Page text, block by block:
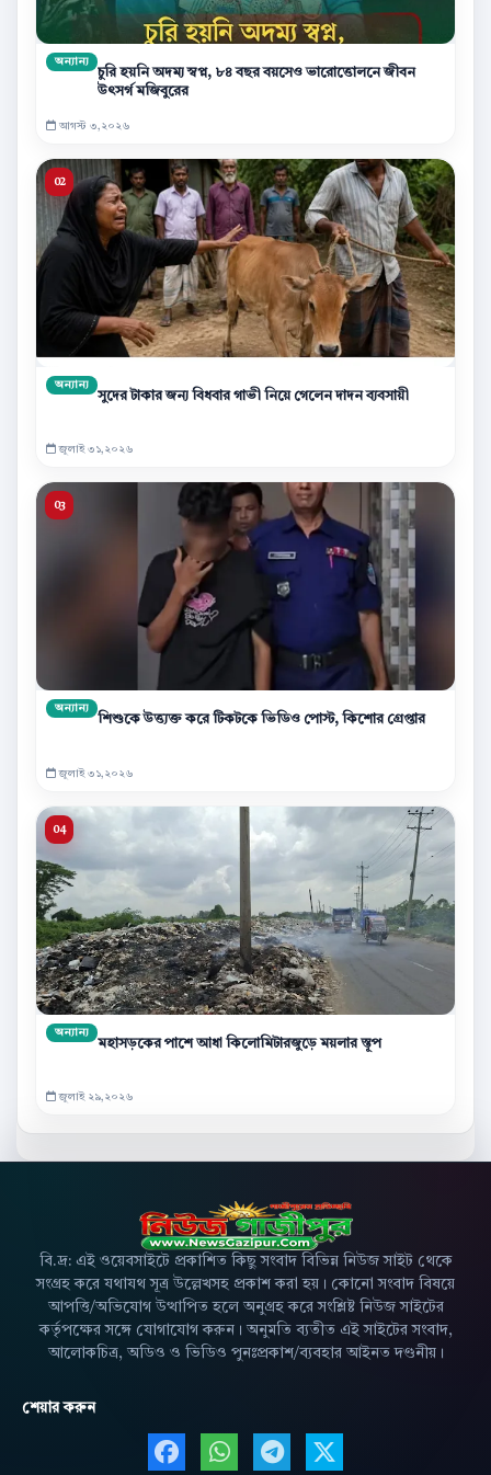
অন্যান্য
চুরি হয়নি অদম্য স্বপ্ন, ৮৪ বছর বয়সেও ভারোত্তোলনে জীবন
উৎসর্গ মজিবুরের
আগস্ট ৩,২০২৬
অন্যান্য
সুদের টাকার জন্য বিধবার গাভী নিয়ে গেলেন দাদন ব্যবসায়ী
জুলাই ৩১,২০২৬
অন্যান্য
শিশুকে উত্ত্যক্ত করে টিকটকে ভিডিও পোস্ট, কিশোর গ্রেপ্তার
জুলাই ৩১,২০২৬
অন্যান্য
মহাসড়কের পাশে আধা কিলোমিটারজুড়ে ময়লার স্তূপ
জুলাই ২৯,২০২৬
বি.দ্র: এই ওয়েবসাইটে প্রকাশিত কিছু সংবাদ বিভিন্ন নিউজ সাইট থেকে
সংগ্রহ করে যথাযথ সূত্র উল্লেখসহ প্রকাশ করা হয়। কোনো সংবাদ বিষয়ে
আপত্তি/অভিযোগ উত্থাপিত হলে অনুগ্রহ করে সংশ্লিষ্ট নিউজ সাইটের
কর্তৃপক্ষের সঙ্গে যোগাযোগ করুন। অনুমতি ব্যতীত এই সাইটের সংবাদ,
আলোকচিত্র, অডিও ও ভিডিও পুনঃপ্রকাশ/ব্যবহার আইনত দণ্ডনীয়।
শেয়ার করুন
Facebook এ শেয়ার করুন
WhatsApp এ শেয়ার করুন
Telegram এ শেয়ার